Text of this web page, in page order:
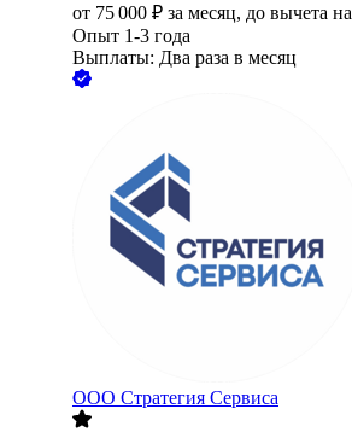
от 75 000 ₽ за месяц, до вычета
Опыт 1-3 года
Выплаты: Два раза в месяц
ООО Стратегия Сервиса